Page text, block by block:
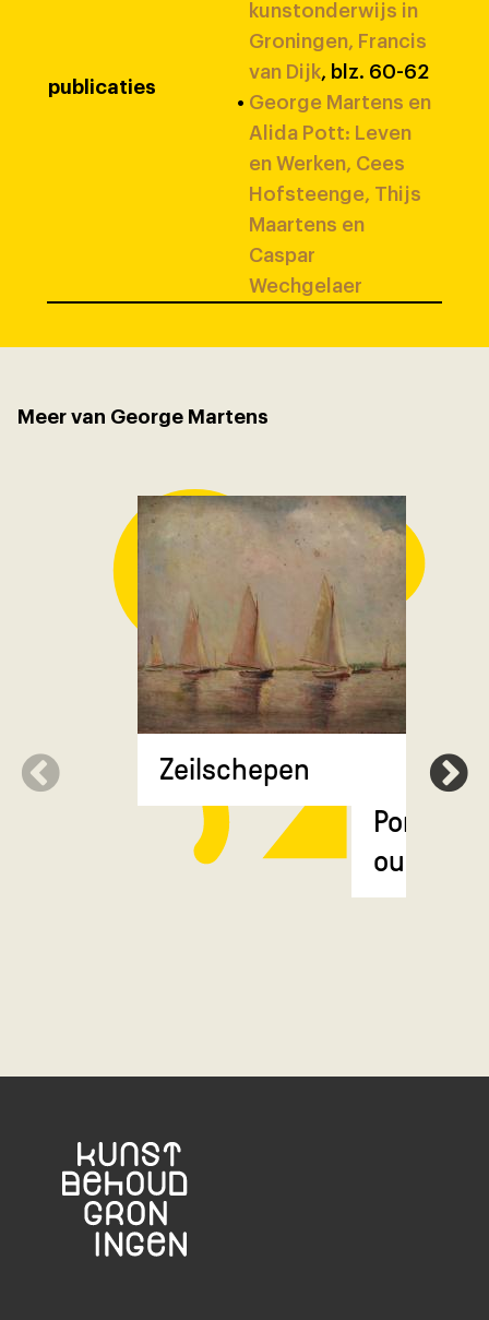
publicaties
kunstonderwijs in
Groningen, Francis
van Dijk, blz. 60-62
• George Martens en
Alida Pott: Leven
en Werken, Cees
Hofsteenge, Thijs
Maartens en
Caspar
Wechgelaer
Meer van George Martens
Zeilschepen
Portret
oudere